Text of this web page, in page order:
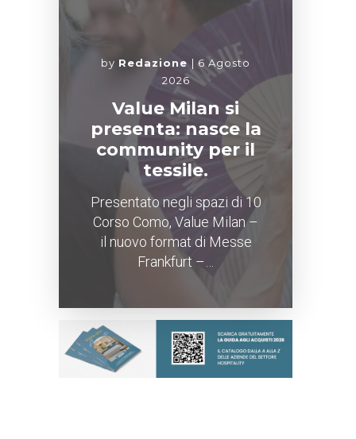
by Redazione
6 Agosto
2026
Value Milan si
presenta: nasce la
community per il
tessile.
Presentato negli spazi di 10
Corso Como, Value Milan –
il nuovo format di Messe
Frankfurt –…